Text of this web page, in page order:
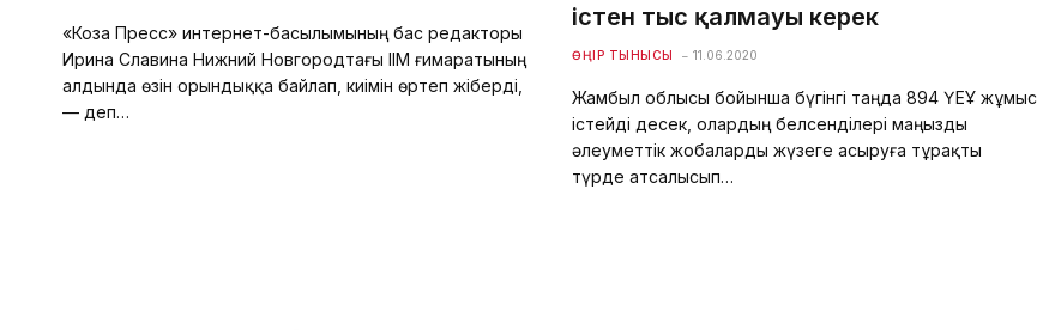
«Коза Пресс» интернет-басылымының бас редакторы
Ирина Славина Нижний Новгородтағы ІІМ ғимаратының
алдында өзін орындыққа байлап, киімін өртеп жіберді,
— деп…
істен тыс қалмауы керек
ӨҢІР ТЫНЫСЫ 11.06.2020
Жамбыл облысы бойынша бүгінгі таңда 894 ҮЕҰ жұмыс
істейді десек, олардың белсенділері маңызды
әлеуметтік жобаларды жүзеге асыруға тұрақты
түрде атсалысып…